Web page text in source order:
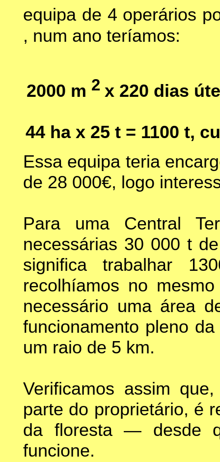
equipa de 4 operários
, num ano teríamos:
2000 m 2 x 220 dias
44 ha x 25 t = 1100 t,
Essa equipa teria
de 28 000€, logo
Para uma Central
necessárias 30 000 t
significa trabalhar
recolhíamos no
necessário uma área
funcionamento pleno
um raio de 5 km.
Verificamos assim
parte do proprietário, é
da floresta — desde
funcione.